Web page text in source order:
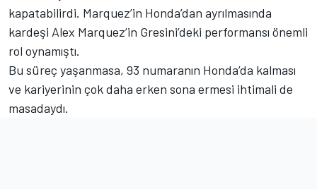
kapatabilirdi. Marquez’in Honda’dan ayrılmasında
kardeşi Alex Marquez’in Gresini’deki performansı önemli
rol oynamıştı.
Bu süreç yaşanmasa, 93 numaranın Honda’da kalması
ve kariyerinin çok daha erken sona ermesi ihtimali de
masadaydı.